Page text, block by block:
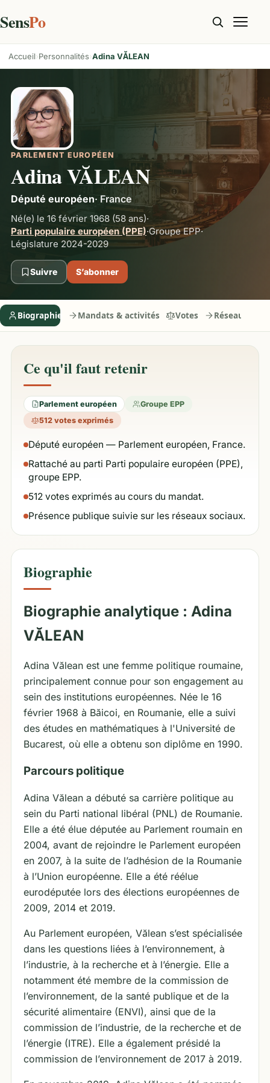
SensPo
Accueil Personnalités Adina VĂLEAN
PARLEMENT EUROPÉEN
Adina VĂLEAN
Député européen· France
Né(e) le 16 février 1968 (58 ans)·
Parti populaire européen (PPE)·GroupeEPP·
Législature 2024-2029
Suivre S’abonner
Biographie Mandats & activités Votes Réseaux
Ce qu'il faut retenir
Parlement européen
Groupe EPP
512 votes exprimés
Député européen — Parlement européen, France.
Rattaché au parti Parti populaire européen (PPE),
groupe EPP.
512 votes exprimés au cours du mandat.
Présence publique suivie sur les réseaux sociaux.
Biographie
Biographie analytique : Adina
VĂLEAN
Adina Vălean est une femme politique roumaine,
principalement connue pour son engagement au
sein des institutions européennes. Née le 16
février 1968 à Băicoi, en Roumanie, elle a suivi
des études en mathématiques à l'Université de
Bucarest, où elle a obtenu son diplôme en 1990.
Parcours politique
Adina Vălean a débuté sa carrière politique au
sein du Parti national libéral (PNL) de Roumanie.
Elle a été élue députée au Parlement roumain en
2004, avant de rejoindre le Parlement européen
en 2007, à la suite de l’adhésion de la Roumanie
à l’Union européenne. Elle a été réélue
eurodéputée lors des élections européennes de
2009, 2014 et 2019.
Au Parlement européen, Vălean s’est spécialisée
dans les questions liées à l’environnement, à
l’industrie, à la recherche et à l’énergie. Elle a
notamment été membre de la commission de
l’environnement, de la santé publique et de la
sécurité alimentaire (ENVI), ainsi que de la
commission de l’industrie, de la recherche et de
l’énergie (ITRE). Elle a également présidé la
commission de l’environnement de 2017 à 2019.